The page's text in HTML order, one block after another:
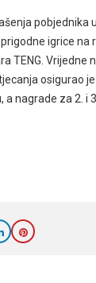
pobjednika
igrice na
TENG. Vrijedne
osigurao
a nagrade za 2. i